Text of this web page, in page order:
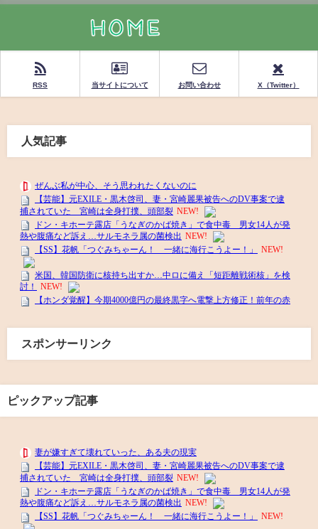
RSS 当サイトについて お問い合わせ X（Twitter）
人気記事
スポンサーリンク
ピックアップ記事